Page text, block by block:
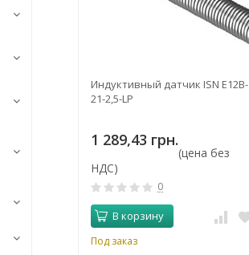
Индуктивный датчик ISN E12B-
21-2,5-LP
1 289,43 грн.
(цена без
НДС)
0
В корзину
Под заказ